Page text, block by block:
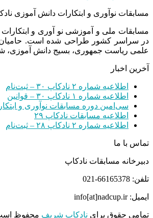
مسابقات نوآوری و ابتکارات دانش آموزی
مسابقات ملی و آموزشی نو آوری و
در سراسر کشور طراحی شده است. حامیان
علمی ریاست جمهوری، بسیج دانش آموزی،
آخرین اخبار
اطلاعیه شماره ۲ نادکاپ ۳۰ – ثبت‌نام
اطلاعیه شماره ۱ نادکاپ ۳۰ – قوانین
سی‌امین دوره مسابقات نوآوری و
اطلاعیه مسابقات نادکاپ ۲۹
اطلاعیه شماره ۲ نادکاپ ۲۸ – ثبت‌نام
تماس با ما
دبیرخانه مسابقات نادکاپ
تلفن: 66165378-021
ایمیل: info[at]nadcup.ir
تمامی حقوق برای نادکاپ شریف محفوظ